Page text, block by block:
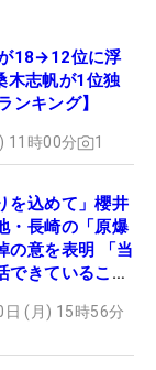
18→12位に浮
志帆が1位独
ンキング】
11時00分 1
を込めて」櫻井
・長崎の「原爆
の意を表明 「当
できていること
(月) 15時56分